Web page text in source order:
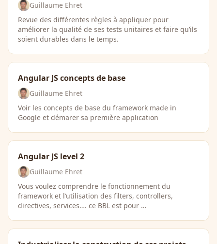
Guillaume Ehret
Revue des différentes règles à appliquer pour
améliorer la qualité de ses tests unitaires et faire qu’ils
soient durables dans le temps.
Angular JS concepts de base
Guillaume Ehret
Voir les concepts de base du framework made in
Google et démarer sa première application
Angular JS level 2
Guillaume Ehret
Vous voulez comprendre le fonctionnement du
framework et l’utilisation des filters, controllers,
directives, services…. ce BBL est pour …